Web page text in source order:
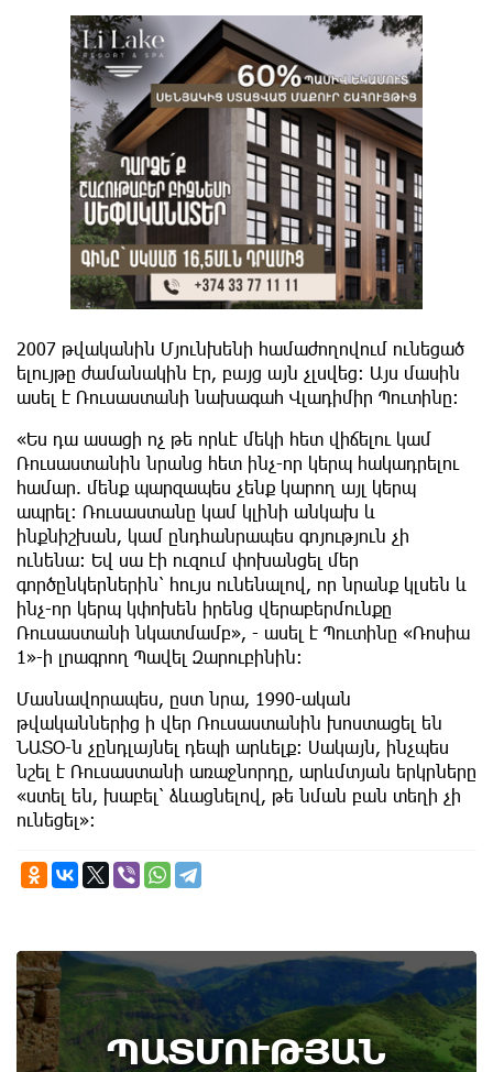
2007 թվականին Մյունխենի համաժողովում ունեցած
ելույթը ժամանակին էր, բայց այն չլսվեց: Այս մասին
ասել է Ռուսաստանի նախագահ Վլադիմիր Պուտինը։
«Ես դա ասացի ոչ թե որևէ մեկի հետ վիճելու կամ
Ռուսաստանին նրանց հետ ինչ-որ կերպ հակադրելու
համար. մենք պարզապես չենք կարող այլ կերպ
ապրել։ Ռուսաստանը կամ կլինի անկախ և
ինքնիշխան, կամ ընդհանրապես գոյություն չի
ունենա։ Եվ սա էի ուզում փոխանցել մեր
գործընկերներին՝ հույս ունենալով, որ նրանք կլսեն և
ինչ-որ կերպ կփոխեն իրենց վերաբերմունքը
Ռուսաստանի նկատմամբ», - ասել է Պուտինը «Ռոսիա
1»-ի լրագրող Պավել Զարուբինին։
Մասնավորապես, ըստ նրա, 1990-ական
թվականներից ի վեր Ռուսաստանին խոստացել են
ՆԱՏՕ-ն չընդլայնել դեպի արևելք: Սակայն, ինչպես
նշել է Ռուսաստանի առաջնորդը, արևմտյան երկրները
«ստել են, խաբել՝ ձևացնելով, թե նման բան տեղի չի
ունեցել»:
ՊԱՏՄՈՒԹՅԱՆ